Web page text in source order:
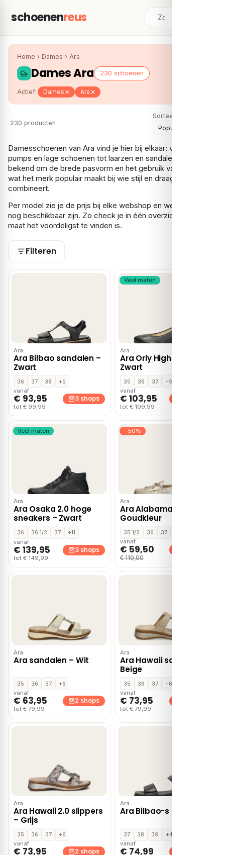
schoenenreus
Home › Dames › Ara
Dames Ara 230 schoenen
Actief: Dames Ara
230 producten
Sorteer:
Damesschoenen van Ara vind je hier bij elkaar: van comfort­
pumps en lage schoenen tot laarzen en sandalen. Ara staat
bekend om de brede pasvorm en het gebruik van zacht leer,
wat het merk populair maakt bij wie stijl en draagcomfort
combineert.
Per model zie je de prijs bij elke webshop en welke maten er
nog beschikbaar zijn. Zo check je in één overzicht waar jouw
maat het voordeligst te vinden is.
Filteren
Ara
Ara Bilbao sandalen –
Zwart
36 37 38
+5
vanaf
€ 93,95
tot € 99,99
3 shops
Veel maten
Ara
Ara Orly Highsoft –
Zwart
35 36 37
+9
vanaf
€ 103,95
tot € 109,99
Veel maten
Ara
Ara Osaka 2.0 hoge
sneakers – Zwart
36 36 1/2 37
+11
vanaf
€ 139,95
tot € 149,99
3 shops
−50%
Ara
Ara Alabama Sport –
Goudkleur
35 1/2 36 37
vanaf
€ 59,50
€ 119,00
Ara
Ara sandalen – Wit
35 36 37
+6
vanaf
€ 63,95
tot € 79,99
2 shops
Ara
Ara Hawaii sandalen –
Beige
35 36 37
+6
vanaf
€ 73,95
tot € 79,99
Ara
Ara Hawaii 2.0 slippers
– Grijs
35 36 37
+6
vanaf
€ 73,95 2 shops
Ara
Ara Bilbao-s – Zwart
37 38 39
+4
vanaf
€ 74,99